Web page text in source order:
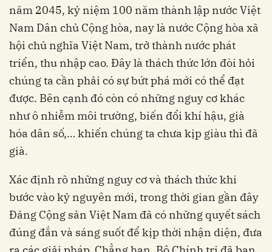
năm 2045, kỷ niệm 100 năm thành lập nước Việt
Nam Dân chủ Cộng hòa, nay là nước Cộng hòa xã
hội chủ nghĩa Việt Nam, trở thành nước phát
triển, thu nhập cao. Đây là thách thức lớn đòi hỏi
chúng ta cần phải có sự bứt phá mới có thể đạt
được. Bên cạnh đó còn có những nguy cơ khác
như ô nhiễm môi trường, biến đổi khí hậu, già
hóa dân số,… khiến chúng ta chưa kịp giàu thì đã
già.
Xác định rõ những nguy cơ và thách thức khi
bước vào kỷ nguyên mới, trong thời gian gần đây
Đảng Cộng sản Việt Nam đã có những quyết sách
đúng đắn và sáng suốt để kịp thời nhận diện, đưa